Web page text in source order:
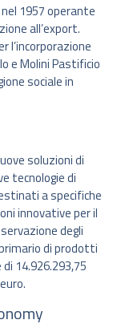
1957 operante
all’export.
l’incorporazione
e Molini Pastificio
sociale in
soluzioni di
tecnologie di
a specifiche
innovative per il
degli
di prodotti
14.926.293,75